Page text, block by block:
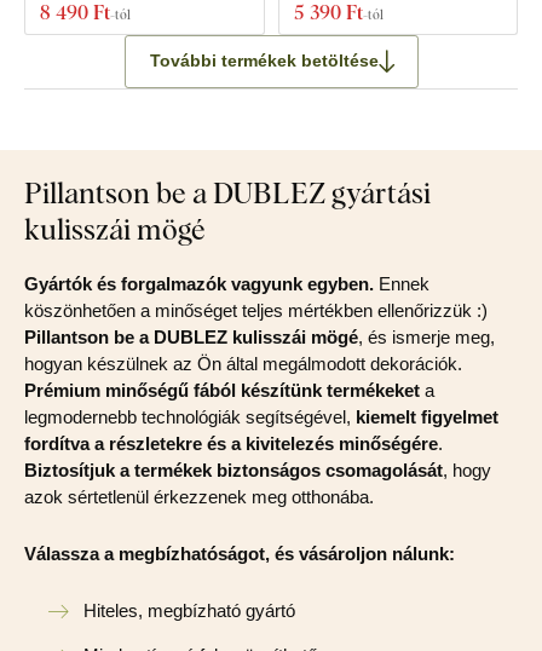
8 490 Ft-tól 5 390 Ft-tól
További termékek betöltése
Pillantson be a DUBLEZ gyártási
kulisszái mögé
Gyártók és forgalmazók vagyunk egyben. Ennek
köszönhetően a minőséget teljes mértékben ellenőrizzük :)
Pillantson be a DUBLEZ kulisszái mögé, és ismerje meg,
hogyan készülnek az Ön által megálmodott dekorációk.
Prémium minőségű fából készítünk termékeket a
legmodernebb technológiák segítségével, kiemelt figyelmet
fordítva a részletekre és a kivitelezés minőségére.
Biztosítjuk a termékek biztonságos csomagolását, hogy
azok sértetlenül érkezzenek meg otthonába.
Válassza a megbízhatóságot, és vásároljon nálunk:
Hiteles, megbízható gyártó